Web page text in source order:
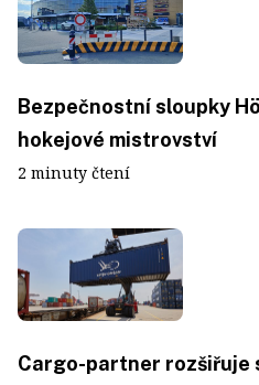
Bezpečnostní sloupky
hokejové mistrovství
2 minuty čtení
Cargo-partner rozšiřuje